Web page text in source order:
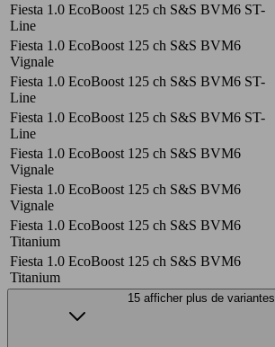
Fiesta 1.0 EcoBoost 125 ch S&S BVM6 ST-
Line
Fiesta 1.0 EcoBoost 125 ch S&S BVM6
Vignale
Fiesta 1.0 EcoBoost 125 ch S&S BVM6 ST-
Line
Fiesta 1.0 EcoBoost 125 ch S&S BVM6 ST-
Line
Fiesta 1.0 EcoBoost 125 ch S&S BVM6
Vignale
Fiesta 1.0 EcoBoost 125 ch S&S BVM6
Vignale
Fiesta 1.0 EcoBoost 125 ch S&S BVM6
Titanium
Fiesta 1.0 EcoBoost 125 ch S&S BVM6
Titanium
15 afficher plus de variantes